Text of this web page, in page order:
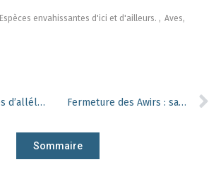
Espèces envahissantes d'ici et d'ailleurs. , Aves,
Les phénomènes d’allélopathie dépendent du contexte dans lequel se trouvent les plantes Fermeture des Awirs : sans certificats verts, fini l’électricité aux pellets
Sommaire